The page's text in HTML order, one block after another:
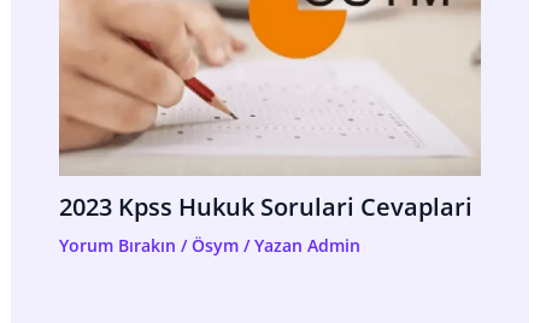
2023 Kpss Hukuk Sorulari Cevaplari
Yorum Bırakın /Ösym/ Yazan Admin